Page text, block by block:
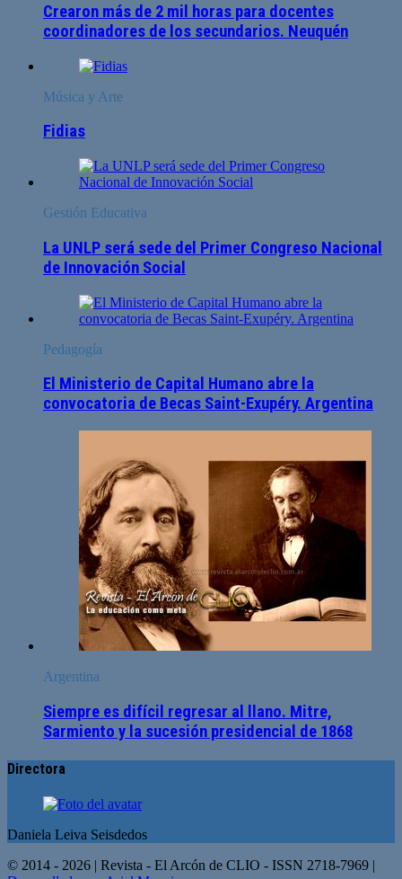
Crearon más de 2 mil horas para docentes
coordinadores de los secundarios. Neuquén
Música y Arte
Fidias
Gestión Educativa
La UNLP será sede del Primer Congreso Nacional
de Innovación Social
Pedagogía
El Ministerio de Capital Humano abre la
convocatoria de Becas Saint-Exupéry. Argentina
Argentina
Siempre es difícil regresar al llano. Mitre,
Sarmiento y la sucesión presidencial de 1868
Directora
Daniela Leiva Seisdedos
© 2014 - 2026 | Revista - El Arcón de CLIO - ISSN 2718-7969 |